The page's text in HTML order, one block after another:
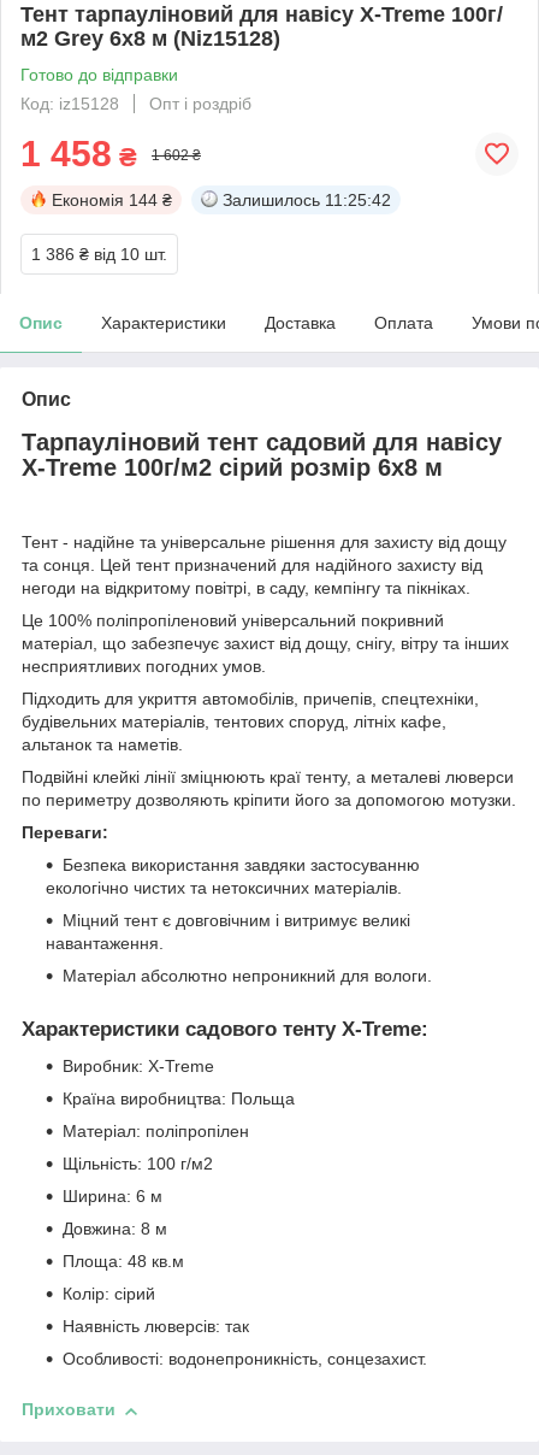
Тент тарпауліновий для навісу X-Treme 100г/
м2 Grey 6х8 м (Niz15128)
Готово до відправки
Код: iz15128
Опт і роздріб
1 458 ₴ 1 602 ₴
Економія 144 ₴ Залишилось 11:25:41
1 386 ₴ від 10 шт.
Опис Характеристики Доставка Оплата Умови
Опис
Тарпауліновий тент садовий для навісу
X-Treme 100г/м2 сірий розмір 6х8 м
Тент - надійне та універсальне рішення для захисту від дощу
та сонця. Цей тент призначений для надійного захисту від
негоди на відкритому повітрі, в саду, кемпінгу та пікніках.
Це 100% поліпропіленовий універсальний покривний
матеріал, що забезпечує захист від дощу, снігу, вітру та інших
несприятливих погодних умов.
Підходить для укриття автомобілів, причепів, спецтехніки,
будівельних матеріалів, тентових споруд, літніх кафе,
альтанок та наметів.
Подвійні клейкі лінії зміцнюють краї тенту, а металеві люверси
по периметру дозволяють кріпити його за допомогою мотузки.
Переваги:
Безпека використання завдяки застосуванню
екологічно чистих та нетоксичних матеріалів.
Міцний тент є довговічним і витримує великі
навантаження.
Матеріал абсолютно непроникний для вологи.
Характеристики садового тенту X-Treme:
Виробник: X-Treme
Країна виробництва: Польща
Матеріал: поліпропілен
Щільність: 100 г/м2
Ширина: 6 м
Довжина: 8 м
Площа: 48 кв.м
Колір: сірий
Наявність люверсів: так
Особливості: водонепроникність, сонцезахист.
Приховати